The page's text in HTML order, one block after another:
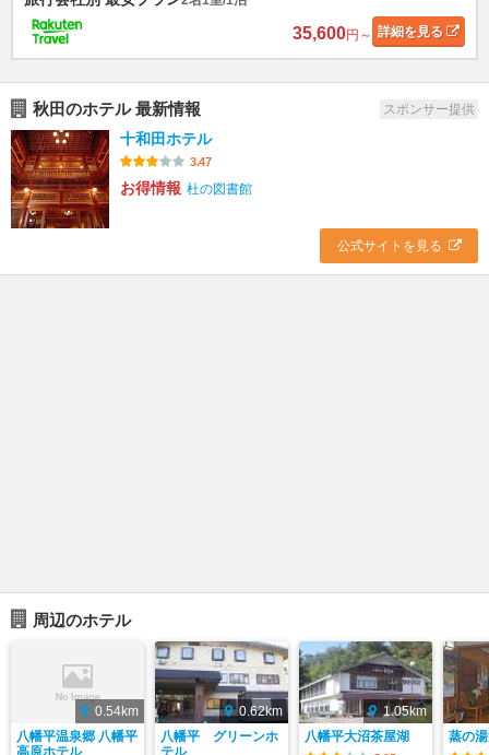
35,600円～ 詳細を見る
秋田のホテル 最新情報 スポンサー提供
十和田ホテル
3.47
お得情報 杜の図書館
公式サイトを見る
周辺のホテル
0.54km
八幡平温泉郷 八幡平
高原ホテル
0.62km
八幡平 グリーンホ
テル
1.05km
八幡平大沼茶屋湖
蒸の